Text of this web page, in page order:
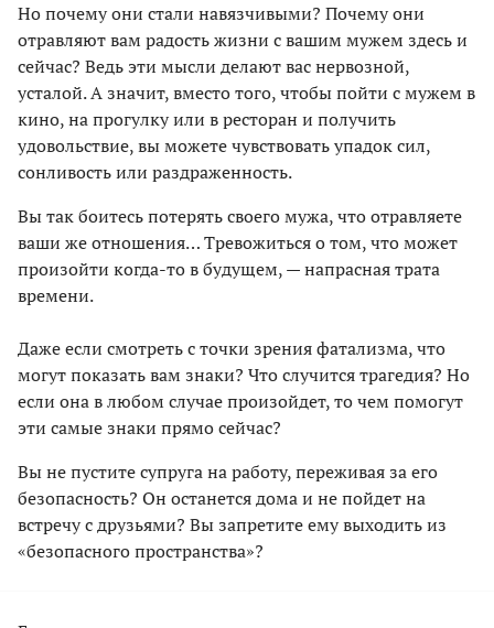
Но почему они стали навязчивыми? Почему они
отравляют вам радость жизни с вашим мужем здесь и
сейчас? Ведь эти мысли делают вас нервозной,
усталой. А значит, вместо того, чтобы пойти с мужем в
кино, на прогулку или в ресторан и получить
удовольствие, вы можете чувствовать упадок сил,
сонливость или раздраженность.
Вы так боитесь потерять своего мужа, что отравляете
ваши же отношения… Тревожиться о том, что может
произойти когда-то в будущем, — напрасная трата
времени.
Даже если смотреть с точки зрения фатализма, что
могут показать вам знаки? Что случится трагедия? Но
если она в любом случае произойдет, то чем помогут
эти самые знаки прямо сейчас?
Вы не пустите супруга на работу, переживая за его
безопасность? Он останется дома и не пойдет на
встречу с друзьями? Вы запретите ему выходить из
«безопасного пространства»?